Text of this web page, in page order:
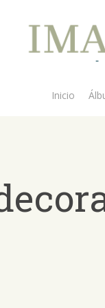
Inicio